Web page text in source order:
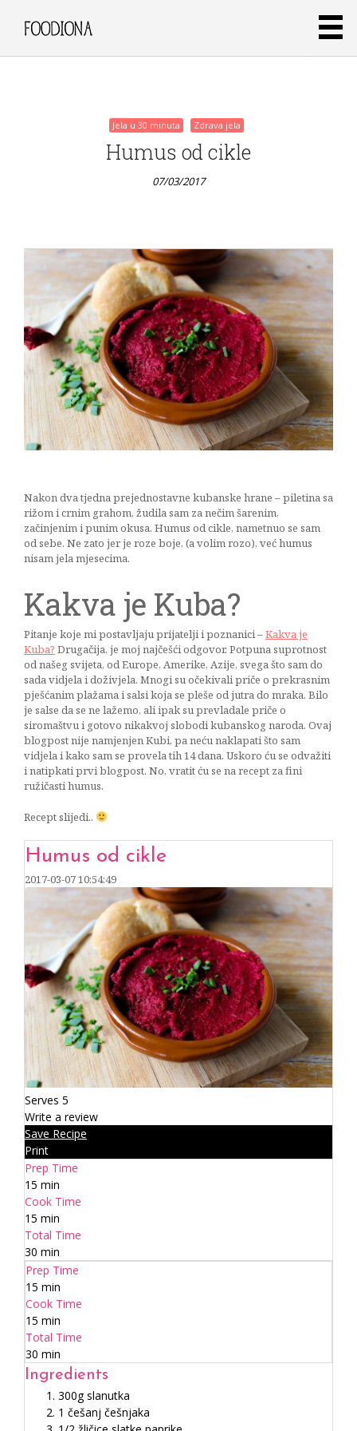
Jela u 30 minuta
Zdrava jela
Torta od
sira s
preljevom
od
naranče
07/03/2017
Jela u 30 minuta Zdrava jela
Humus od cikle
07/03/2017
Nakon dva tjedna prejednostavne kubanske hrane – piletina sa
rižom i crnim grahom, žudila sam za nečim šarenim,
začinjenim i punim okusa. Humus od cikle, nametnuo se sam
od sebe. Ne zato jer je roze boje, (a volim rozo), već humus
nisam jela mjesecima.
Kakva je Kuba?
Pitanje koje mi postavljaju prijatelji i poznanici –Kakva je
Kuba? Drugačija, je moj najčešći odgovor. Potpuna suprotnost
od našeg svijeta, od Europe, Amerike, Azije, svega što sam do
sada vidjela i doživjela. Mnogi su očekivali priče o prekrasnim
pješćanim plažama i salsi koja se pleše od jutra do mraka. Bilo
je salse da se ne lažemo, ali ipak su prevladale priče o
siromaštvu i gotovo nikakvoj slobodi kubanskog naroda. Ovaj
blogpost nije namjenjen Kubi, pa neću naklapati što sam
vidjela i kako sam se provela tih 14 dana. Uskoro ću se odvažiti
i natipkati prvi blogpost. No, vratit ću se na recept za fini
ružičasti humus.
Recept slijedi..
Humus od cikle
2017-03-07 10:54:49
Serves 5
Write a review
Save Recipe
Print
Prep Time
15 min
Cook Time
15 min
Total Time
30 min
Prep Time
15 min
Cook Time
15 min
Total Time
30 min
Ingredients
300g slanutka
1 češanj češnjaka